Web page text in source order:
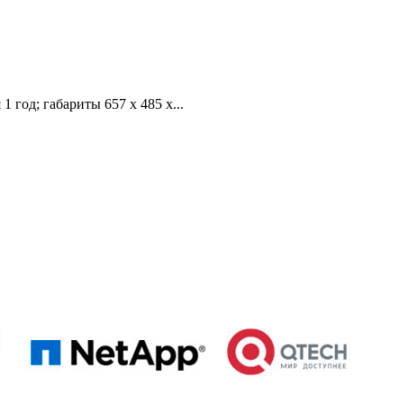
год; габариты 657 x 485 x...